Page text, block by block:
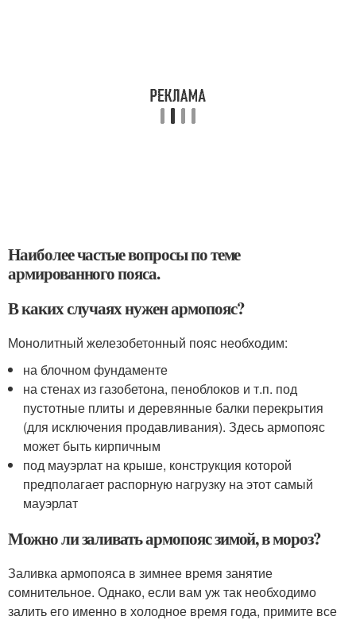
Наиболее частые вопросы по теме
армированного пояса.
В каких случаях нужен армопояс?
Монолитный железобетонный пояс необходим:
на блочном фундаменте
на стенах из газобетона, пеноблоков и т.п. под
пустотные плиты и деревянные балки перекрытия
(для исключения продавливания). Здесь армопояс
может быть кирпичным
под мауэрлат на крыше, конструкция которой
предполагает распорную нагрузку на этот самый
мауэрлат
Можно ли заливать армопояс зимой, в мороз?
Заливка армопояса в зимнее время занятие
сомнительное. Однако, если вам уж так необходимо
залить его именно в холодное время года, примите все